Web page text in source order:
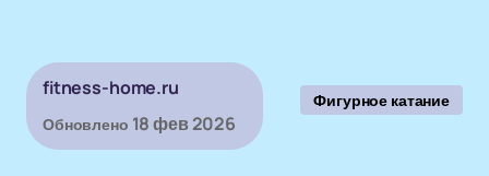
fitness-home.ru
Обновлено 18 фев 2026
Фигурное катание